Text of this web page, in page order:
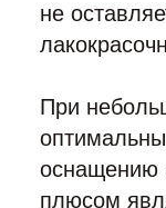
не
При
оснащению
плюсом